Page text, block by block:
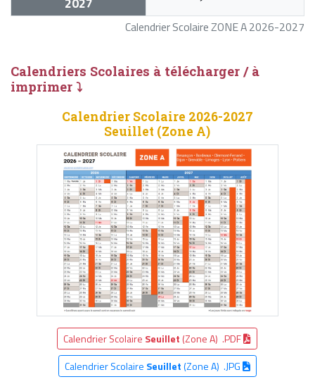
Calendrier Scolaire ZONE A 2026-2027
Calendriers Scolaires à télécharger / à
imprimer ⤵
Calendrier Scolaire 2026-2027
Seuillet (Zone A)
Calendrier Scolaire Seuillet (Zone A) .PDF
Calendrier Scolaire Seuillet(Zone A) .JPG